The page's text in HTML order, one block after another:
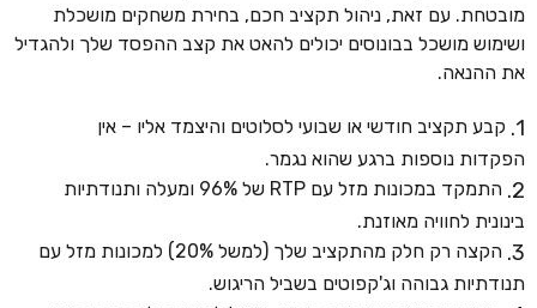
מובטחת. עם זאת, ניהול תקציב חכם, בחירת משחקים מושכלת
ושימוש מושכל בבונוסים יכולים להאט את קצב ההפסד שלך ולהגדיל
את ההנאה.
קבע תקציב חודשי או שבועי לסלוטים והיצמד אליו – אין
הפקדות נוספות ברגע שהוא נגמר.
התמקד במכונות מזל עם RTP של 96% ומעלה ותנודתיות
בינונית לחוויה מאוזנת.
הקצה רק חלק מהתקציב שלך (למשל 20%) למכונות מזל עם
תנודתיות גבוהה וג'קפוטים בשביל הריגוש.